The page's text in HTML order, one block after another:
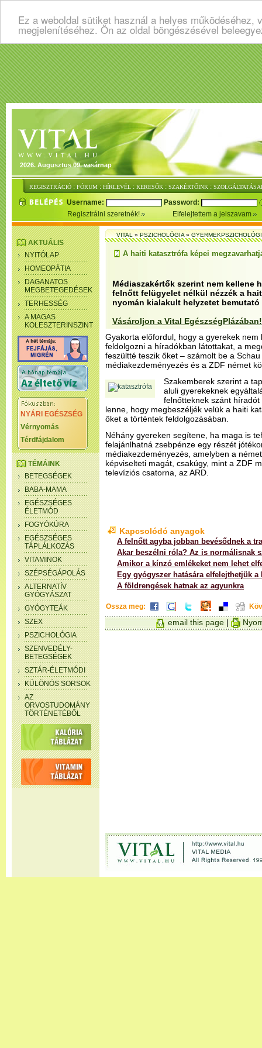
Ez a weboldal sütiket használ a helyes
megjelenítéséhez. Ön az oldal böngészésével
2026. Augusztus 09. vasárnap
REGISZTRÁCIÓ : FÓRUM : HÍRLEVÉL : KERESŐK : SZAKÉRTŐINK :
Username:
Password:
Regisztrálni szeretnék!
Elfelejtettem a jelszavam
AKTUÁLIS
NYITÓLAP
HOMEOPÁTIA
DAGANATOS
MEGBETEGEDÉSEK
TERHESSÉG
A MAGAS
KOLESZTERINSZINT
NYÁRI EGÉSZSÉG
Vérnyomás
Térdfájdalom
TÉMÁINK
BETEGSÉGEK
BABA-MAMA
EGÉSZSÉGES
ÉLETMÓD
FOGYÓKÚRA
EGÉSZSÉGES
TÁPLÁLKOZÁS
VITAMINOK
SZÉPSÉGÁPOLÁS
ALTERNATÍV
GYÓGYÁSZAT
GYÓGYTEÁK
SZEX
PSZICHOLÓGIA
SZENVEDÉLY-
BETEGSÉGEK
SZTÁR-ÉLETMÓDI
KÜLÖNÖS SORSOK
AZ
ORVOSTUDOMÁNY
TÖRTÉNETÉBŐL
VITAL»PSZICHOLÓGIA»
A haiti katasztrófa képei
Médiaszakértők szerint nem kellene
felnőtt felügyelet nélkül nézzék a
nyomán kialakult helyzetet
Vásároljon a Vital EgészségPlázában!
Gyakorta előfordul, hogy a gyerekek nem
feldolgozni a híradókban látottakat, a
feszültté teszik őket – számolt be a
médiakezdeményezés és a ZDF német
Szakemberek szerint a
aluli gyerekeknek
felnőtteknek szánt
lenne, hogy megbeszéljék velük a haiti
őket a történtek feldolgozásában.
Néhány gyereken segítene, ha maga is
felajánlhatná zsebpénze egy részét
médiakezdeményezés, amelyben a
képviselteti magát, csakúgy, mint a ZDF
televíziós csatorna, az ARD.
Kapcsolódó anyagok
A felnőtt agyba jobban bevésődnek a
Akar beszélni róla? Az is normálisnak
Amikor a kínzó emlékeket nem lehet
Egy gyógyszer hatására elfelejthetjük a
A földrengések hatnak az agyunkra
Ossza meg:
email this page |